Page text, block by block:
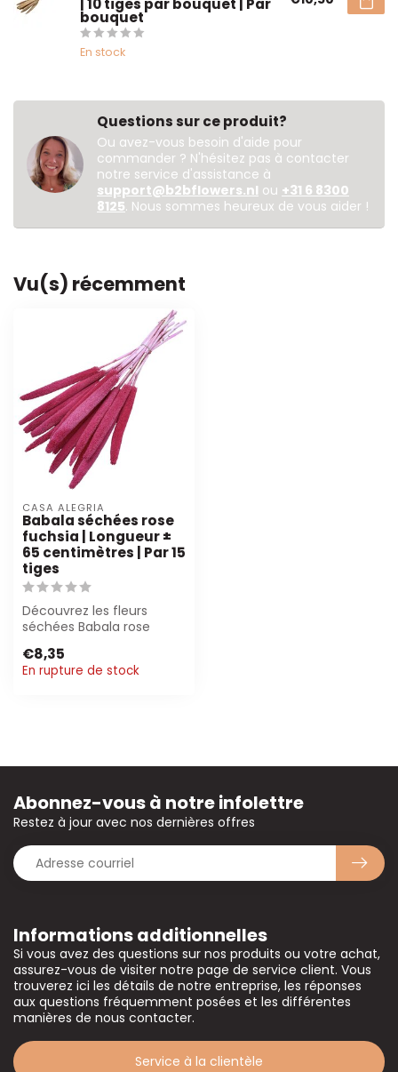
| 10 tiges par bouquet | Par
bouquet
En stock
Questions sur ce produit?
Ou avez-vous besoin d'aide pour
commander ? N'hésitez pas à contacter
notre service d'assistance à
support@b2bflowers.nl ou +31 6 8300
8125. Nous sommes heureux de vous aider !
Vu(s) récemment
CASA ALEGRIA
Babala séchées rose
fuchsia | Longueur ±
65 centimètres | Par 15
tiges
Découvrez les fleurs
séchées Babala rose
Parfaites pour...
€8,35
En rupture de stock
Informations additionnelles
Si vous avez des questions sur nos produits ou votre achat,
assurez-vous de visiter notre page de service client. Vous
trouverez ici les détails de notre entreprise, les réponses
aux questions fréquemment posées et les différentes
manières de nous contacter.
Service à la clientèle
Abonnez-vous à notre infolettre
Restez à jour avec nos dernières offres